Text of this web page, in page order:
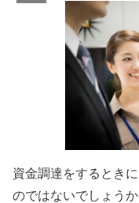
資金調達をするとき
のではないでしょうか